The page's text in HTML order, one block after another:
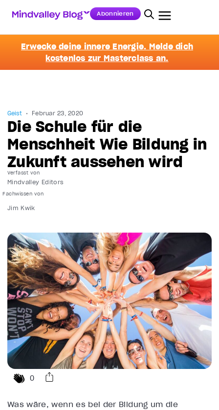
Abonnieren
Erwecke deine innere Energie. Melde dich
kostenlos zur Masterclass an.
Geist Februar 23, 2020
Die Schule für die
Menschheit Wie Bildung in
Zukunft aussehen wird
Verfasst von
Mindvalley Editors
Jim Kwik
0
Was wäre, wenn es bei der Bildung um die